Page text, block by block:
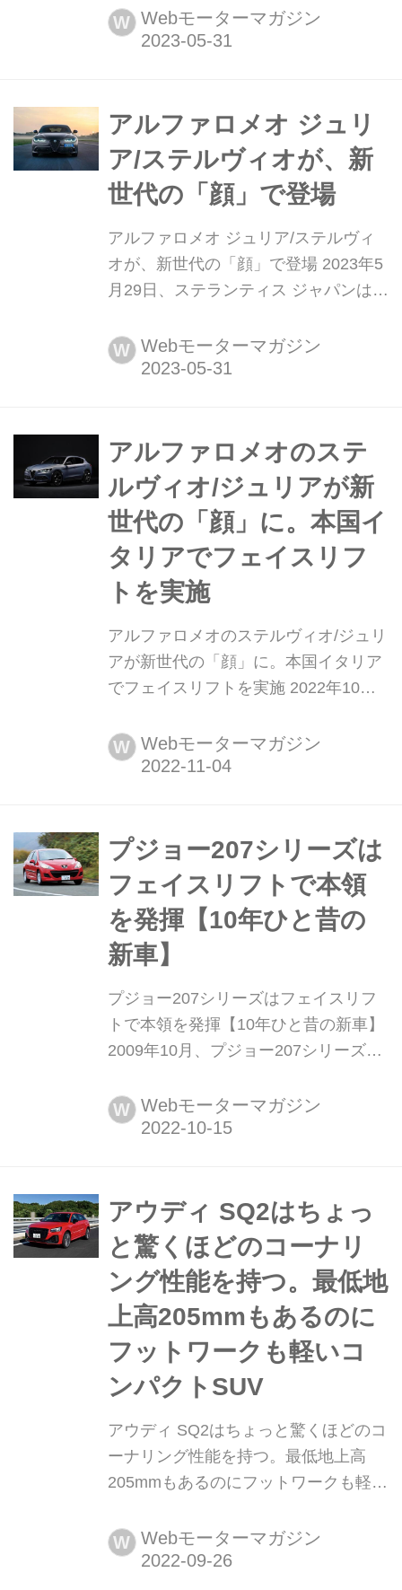
の2024年モデルを発表。両モデルと
も、フロントやリアのキャラクターラ
販売が開始される。
W Webモーターマガジン
アルファロメオ ジュリ
ア/ステルヴィオが、新
世代の「顔」で登場
アルファロメオ ジュリア/ステルヴィ
オが、新世代の「顔」で登場 2023年5
月29日、ステランティス ジャパンはア
「Giulia(ジュリア)」と
SUV「Stelvio(ステルヴィオ)」をフェ
始すると発表した。
W Webモーターマガジン
アルファロメオのステ
ルヴィオ/ジュリアが新
世代の「顔」に。本国イ
タリアでフェイスリフ
トを実施
アルファロメオのステルヴィオ/ジュリ
アが新世代の「顔」に。本国イタリア
でフェイスリフトを実施 2022年10月
でステルヴィオとジュリアのフェイス
リフトを発表した。トナーレで導入さ
レとの強い類似性を感じさせるものと
なっている。新しいステルヴィオとジ
ュリアの販売は欧州で2...
W Webモーターマガジン
プジョー207シリーズは
フェイスリフトで本領
を発揮【10年ひと昔の
新車】
プジョー207シリーズはフェイスリフ
トで本領を発揮【10年ひと昔の新車】
2009年10月、プジョー207シリーズの
場登場から2年半、円熟の時を迎える
とともに、価格が見直されて大きな注
ル1.4」の試乗記を振り返ってみよう。
(以下の試乗記は、Moto...
W Webモーターマガジン
アウディ SQ2はちょっ
と驚くほどのコーナリ
ング性能を持つ。最低地
上高205mmもあるのに
フットワークも軽いコ
ンパクトSUV
アウディ SQ2はちょっと驚くほどのコ
ーナリング性能を持つ。最低地上高
205mmもあるのにフットワークも軽い
フォーマンスバージョンのSQ2が登場
した。コンパクトなボディに
W Webモーターマガジン